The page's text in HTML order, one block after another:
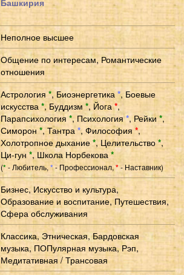
Неполное высшее
Общение по интересам, Романтические
отношения
Астрология *,Биоэнергетика*, Боевые
искусства *,Буддизм *, Йога*,
Парапсихология *, Психология*, Рейки*,
Симорон *, Тантра*, Философия*,
Холотропное дыхание *,Целительство*,
Ци-гун *, Школа Норбекова*
(*- Любитель, *- Профессионал,*- Наставник)
Бизнес, Искусство и культура,
Образование и воспитание, Путешествия,
Сфера обслуживания
Классика, Этническая, Бардовская
музыка, ПОПулярная музыка, Рэп,
Медитативная / Трансовая